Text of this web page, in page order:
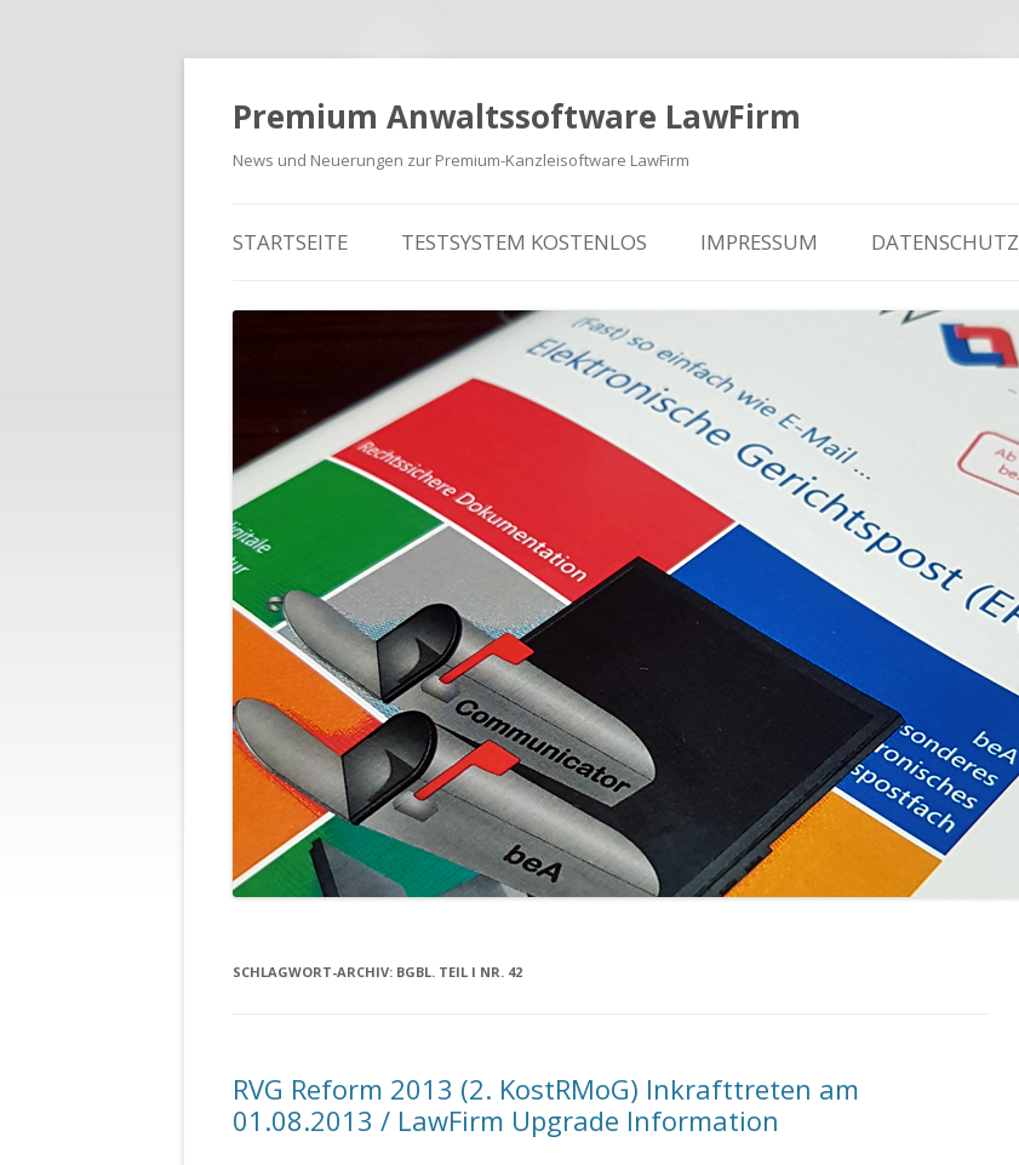
Premium Anwaltssoftware LawFirm
News und Neuerungen zur Premium-Kanzleisoftware LawFirm
STARTSEITE TESTSYSTEM KOSTENLOS IMPRESSUM DATENSCHUTZ
SCHLAGWORT-ARCHIV: BGBL. TEIL I NR. 42
RVG Reform 2013 (2. KostRMoG) Inkrafttreten am
01.08.2013 / LawFirm Upgrade Information